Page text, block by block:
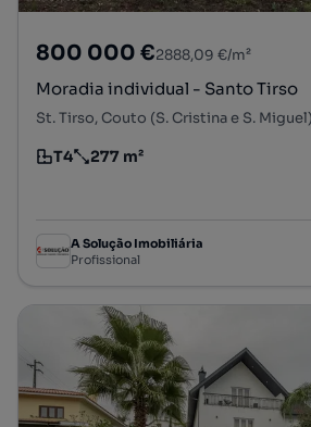
800 000 €2888,09 €/m²
Moradia individual - Santo Tirso
Tipologia
T4
Preço por metro quadrado
277 m²
A Solução Imobiliária
Profissional